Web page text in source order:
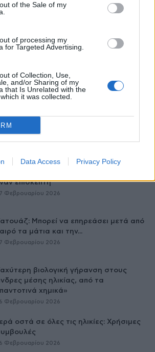
of the Sale of my
of processing my
for Targeted Advertising.
of Collection, Use,
and/or Sharing of my
that Is Unrelated with the
it was collected.
Data Access Privacy Policy
Ακόμη
επισκέπτη
Φεβρουαρίου 2026
Μπορεί να επηρεάσει μετά από
τα μάτια και την...
Φεβρουαρίου 2026
βιολογική γήρανση στους
μέσης ηλικίας, από τα
χημικά»
Φεβρουαρίου 2026
οστά σε όλες τις ηλικίες: Χρήσιμες
Φεβρουαρίου 2026